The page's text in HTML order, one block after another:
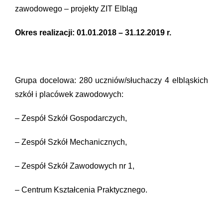
zawodowego – projekty ZIT Elbląg
Okres realizacji: 01.01.2018 – 31.12.2019 r.
Grupa docelowa: 280 uczniów/słuchaczy 4 elbląskich
szkół i placówek zawodowych:
– Zespół Szkół Gospodarczych,
– Zespół Szkół Mechanicznych,
– Zespół Szkół Zawodowych nr 1,
– Centrum Kształcenia Praktycznego.